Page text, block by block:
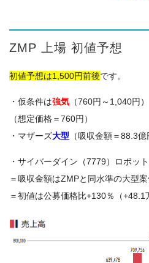
ZMP 上場 初値予想
初値予想は1,500円前後です。
・仮条件は強気 （760円～1,040円）
（想定価格＝760円）
・マザーズ大型 （吸収金額＝88.3億
・サイバーダイン（7779）ロボッ
＝吸収金額はZMPと同水準の大型
＝初値は公募価格比+130％（+48.1